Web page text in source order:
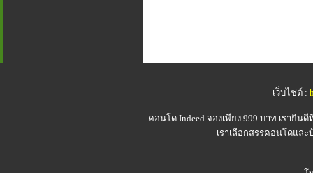
เว็บไซต์ :
คอนโด Indeedจองเพียง 999 บาท เรายิน
เราเลือกสรรคอนโดแล